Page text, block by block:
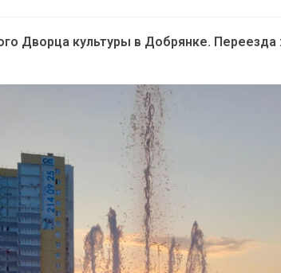
Дворца культуры в Добрянке.